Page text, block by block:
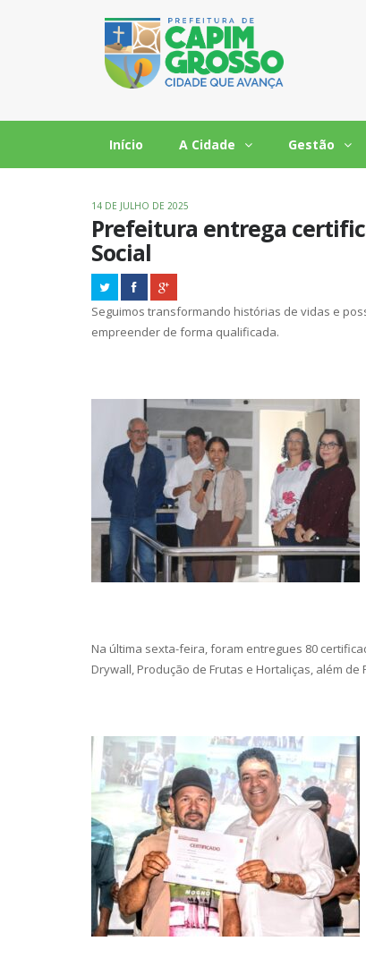
Início A Cidade Gestão
14 DE JULHO DE 2025
Prefeitura entrega
Social
Seguimos transformando histórias de vidas e
empreender de forma qualificada.
Na última sexta-feira, foram entregues 80
Drywall, Produção de Frutas e Hortaliças, além